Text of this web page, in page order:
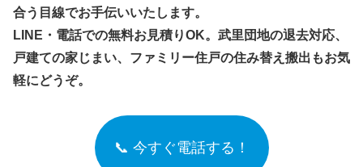
合う目線でお手伝いいたします。
LINE・電話での無料お見積りOK。武里団地の退去対応、
戸建ての家じまい、ファミリー住戸の住み替え搬出もお気
軽にどうぞ。
📞 今すぐ電話する！